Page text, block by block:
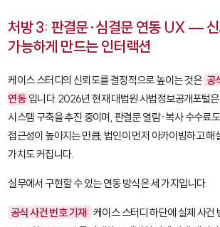
처방 3: 판결문·심결문 연동 UX —
가능하게 만드는 인터랙션
케이스 스터디의 신뢰도를 결정적으로 높이는 것은 공
연동 입니다. 2026년 현재 대법원 사법정보공개포털
시스템 구축을 추진 중이며, 판결문 열람·복사 수수료
접근성이 높아지는 만큼, 법인이 먼저 아카이빙하고
가치도 커집니다.
실무에서 구현할 수 있는 연동 방식은 세 가지입니다.
공식 사건 번호 기재: 케이스 스터디 하단에 실제 사건